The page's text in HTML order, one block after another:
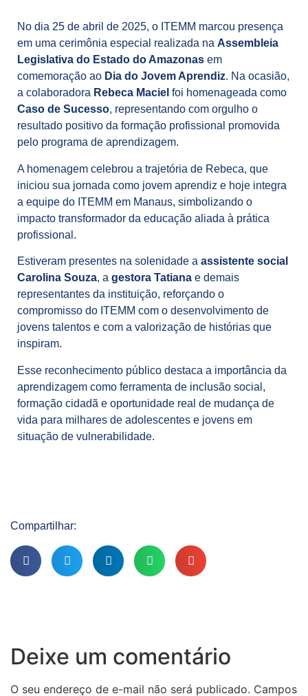
No dia 25 de abril de 2025, o ITEMM marcou presença
em uma cerimônia especial realizada na Assembleia
Legislativa do Estado do Amazonas em
comemoração ao Dia do Jovem Aprendiz. Na ocasião,
a colaboradora Rebeca Maciel foi homenageada como
Caso de Sucesso, representando com orgulho o
resultado positivo da formação profissional promovida
pelo programa de aprendizagem.
A homenagem celebrou a trajetória de Rebeca, que
iniciou sua jornada como jovem aprendiz e hoje integra
a equipe do ITEMM em Manaus, simbolizando o
impacto transformador da educação aliada à prática
profissional.
Estiveram presentes na solenidade a assistente social
Carolina Souza, a gestora Tatiana e demais
representantes da instituição, reforçando o
compromisso do ITEMM com o desenvolvimento de
jovens talentos e com a valorização de histórias que
inspiram.
Esse reconhecimento público destaca a importância da
aprendizagem como ferramenta de inclusão social,
formação cidadã e oportunidade real de mudança de
vida para milhares de adolescentes e jovens em
situação de vulnerabilidade.
Compartilhar:
Deixe um comentário
O seu endereço de e-mail não será publicado. Campos